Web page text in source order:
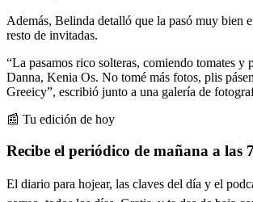
Además, Belinda detalló que la pasó muy bien
resto de invitadas.
“La pasamos rico solteras, comiendo tomates y
Danna, Kenia Os. No tomé más fotos, plis
Greeicy”, escribió junto a una galería de
📰 Tu edición de hoy
Recibe el periódico de mañana a las
El diario para hojear, las claves del día y el